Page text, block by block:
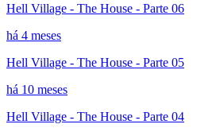
Hell Village - The House - Parte 06
há 4 meses
Hell Village - The House - Parte 05
há 10 meses
Hell Village - The House - Parte 04